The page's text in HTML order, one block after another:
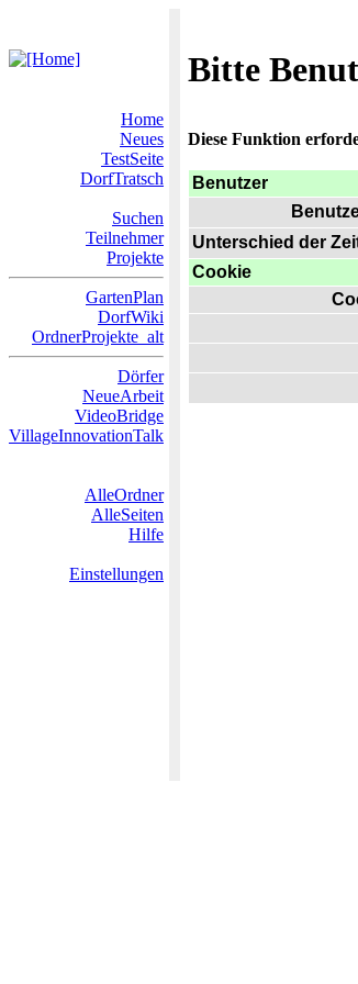
Bitte
Home
Neues
TestSeite
DorfTratsch
Suchen
Teilnehmer
Projekte
GartenPlan
DorfWiki
OrdnerProjekte_alt
Dörfer
NeueArbeit
VideoBridge
VillageInnovationTalk
AlleOrdner
AlleSeiten
Hilfe
Einstellungen
Diese Funktion
Benutzer
Unterschied der
Cookie